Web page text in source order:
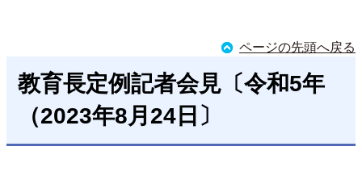
ページの先頭へ戻る
教育長定例記者会見〔令和5年
（2023年8月24日〕